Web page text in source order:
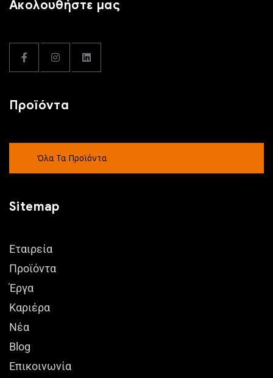
Ακολουθήστε μας
Προϊόντα
Όλα Τα Προϊόντα
Sitemap
Εταιρεία
Προϊόντα
Έργα
Καριέρα
Νέα
Blog
Επικοινωνία